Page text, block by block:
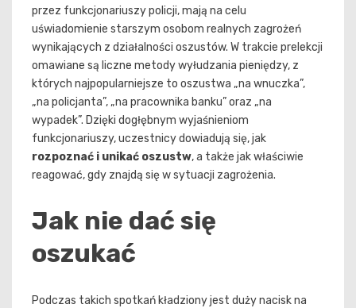
przez funkcjonariuszy policji, mają na celu
uświadomienie starszym osobom realnych zagrożeń
wynikających z działalności oszustów. W trakcie prelekcji
omawiane są liczne metody wyłudzania pieniędzy, z
których najpopularniejsze to oszustwa „na wnuczka”,
„na policjanta”, „na pracownika banku” oraz „na
wypadek”. Dzięki dogłębnym wyjaśnieniom
funkcjonariuszy, uczestnicy dowiadują się, jak
rozpoznać i unikać oszustw, a także jak właściwie
reagować, gdy znajdą się w sytuacji zagrożenia.
Jak nie dać się
oszukać
Podczas takich spotkań kładziony jest duży nacisk na